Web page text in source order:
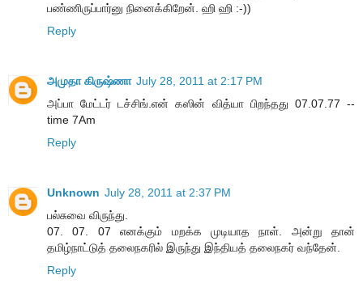
பண்ணிருப்பார்னு நினைக்கிறேன். ஹி ஹி :-))
Reply
அமுதா கிருஷ்ணா July 28, 2011 at 2:17 PM
அப்பா மேட்டர் டச்சிங்.என் கஸின் வித்யா பிறந்தது 07.07.77 --
time 7Am
Reply
Unknown July 28, 2011 at 2:37 PM
பல்சுவை விருந்து.
07. 07. 07 எனக்கும் மறக்க முடியாத நாள். அன்று தான்
தமிழ்நாட்டுத் தலைநகரில் இருந்து இந்தியத் தலைநகர் வந்தேன்.
Reply